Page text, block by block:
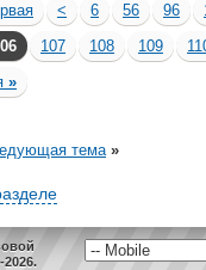
< 6 56 96
107 108 109
»
тема »